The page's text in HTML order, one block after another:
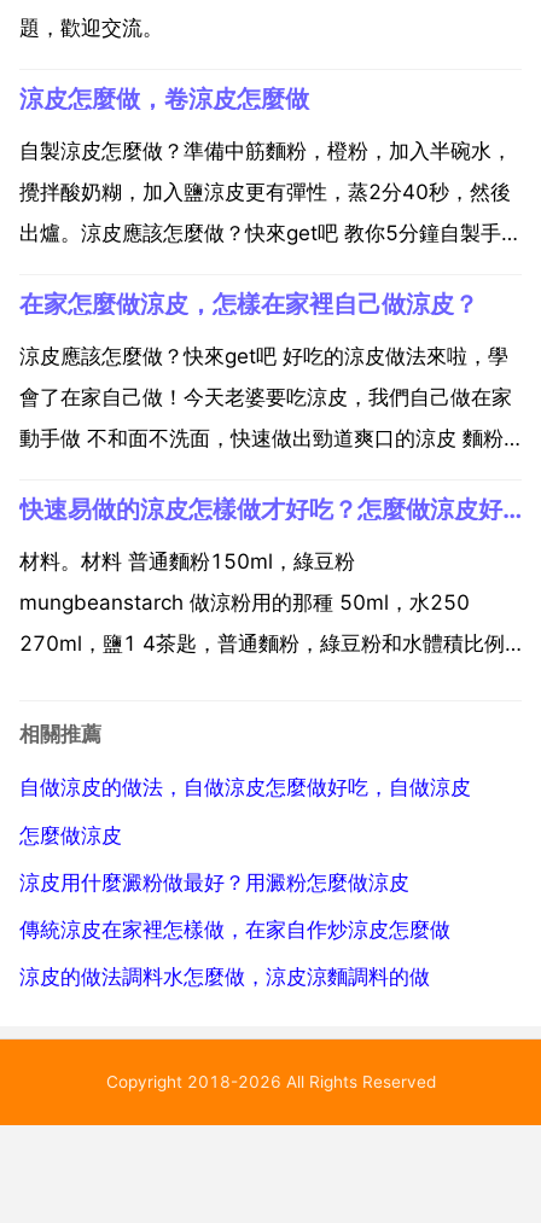
題，歡迎交流。
涼皮怎麼做，卷涼皮怎麼做
自製涼皮怎麼做？準備中筋麵粉，橙粉，加入半碗水，
攪拌酸奶糊，加入鹽涼皮更有彈性，蒸2分40秒，然後
出爐。涼皮應該怎麼做？快來get吧 教你5分鐘自製手工
做法 1 活面，醒半個小時或乙個小時，面要揉的光滑然
後放乙個盛水的盆裡 2 不停的拍打麵團，把...
在家怎麼做涼皮，怎樣在家裡自己做涼皮？
涼皮應該怎麼做？快來get吧 好吃的涼皮做法來啦，學
會了在家自己做！今天老婆要吃涼皮，我們自己做在家
動手做 不和面不洗面，快速做出勁道爽口的涼皮 麵粉
即可 和面，用水洗，直到洗成麵筋，揉成麵團上鍋蒸，
麵糊上鍋蒸5分鐘，過涼水取出即可。涼皮這樣做更簡
單...
快速易做的涼皮怎樣做才好吃？怎麼做涼皮好吃
材料。材料 普通麵粉150ml，綠豆粉
mungbeanstarch 做涼粉用的那種 50ml，水250
270ml，鹽1 4茶匙，普通麵粉，綠豆粉和水體積比例
了成麵糊22.麵糊用篩子過濾。2.蒸鍋立即加水燒開，
相關推薦
自做涼皮的做法，自做涼皮怎麼做好吃，自做涼皮
怎麼做涼皮
涼皮用什麼澱粉做最好？用澱粉怎麼做涼皮
傳統涼皮在家裡怎樣做，在家自作炒涼皮怎麼做
涼皮的做法調料水怎麼做，涼皮涼麵調料的做
Copyright 2018-2026 All Rights Reserved